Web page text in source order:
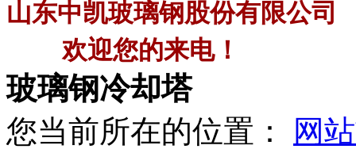
山东中凯玻璃钢股份有限公司
欢迎您的来电！
玻璃钢冷却塔
您当前所在的位置：
网